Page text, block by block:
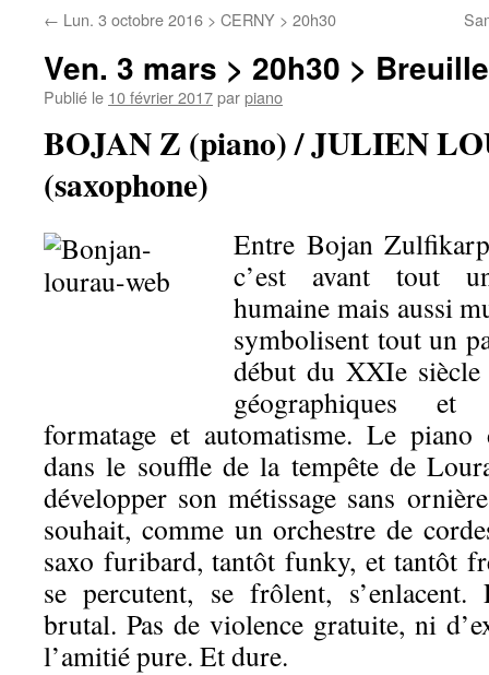
← Lun. 3 octobre 2016 > CERNY > 20h30
Ven. 3 mars > 20h30 >
Publié le 10 février 2017parpiano
BOJAN Z (piano) / JULIEN
(saxophone)
Entre Bojan
c’est avant tout
humaine mais aussi
symbolisent tout un
début du XXIe
géographiques et
formatage et automatisme. Le piano
dans le souffle de la tempête de
développer son métissage sans
souhait, comme un orchestre de
saxo furibard, tantôt funky, et tantôt
se percutent, se frôlent, s’enlacent.
brutal. Pas de violence gratuite, ni
l’amitié pure. Et dure.